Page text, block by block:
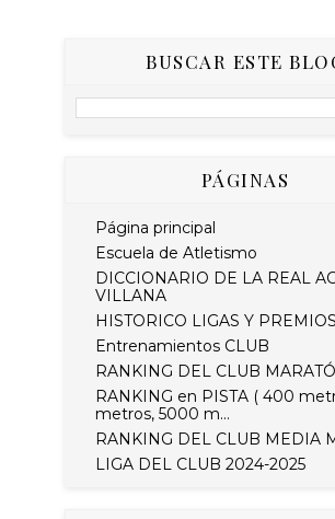
BUSCAR ESTE
PÁGINAS
Página principal
Escuela de Atletismo
DICCIONARIO DE LA REAL
VILLANA
HISTORICO LIGAS Y
Entrenamientos CLUB
RANKING DEL CLUB
RANKING en PISTA ( 400
metros, 5000 m...
RANKING DEL CLUB MEDIA
LIGA DEL CLUB 2024-2025